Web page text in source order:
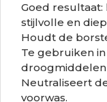
Goed
stijlvolle en
Houdt de
Te gebruiken
droogmiddelen
Neutraliseert
voorwas.